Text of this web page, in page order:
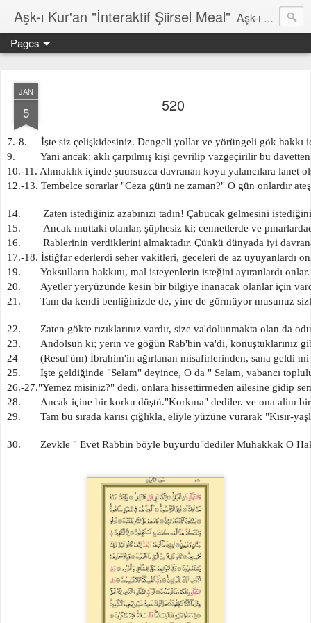
Aşk-ı Kur'an "İnteraktif Şiirsel Meal" Aşk-ı Kur'an; Orjinali, devrin tüm şiirlerini ortadan kaldırıp, kendine özgün şiirsel ahengiyle, tahta oturan Kur'an'ı Kerim'dir. Bu çalışma ise şiir tadında, ama şiir olduğu iddaa edilmeyen özgün bir mealidir. Şiir, şairin kendine göre hissettiği, şiir okuyucunun da kendine göre haz aldığı özgün bir duygusal bütünlüktür. İnteraktif Kuran'ı Kerim Meali, işiten herkese kendine has ruhsal bir bütünlük verir.
Pages
JAN
5 520
7.-8.     İşte siz çelişkidesiniz. Dengeli yollar ve yörüngeli gök hakkı
9.         Yani ancak; aklı çarpılmış kişi çevrilip vazgeçirilir bu davetten
10.-11. Ahmaklık içinde şuursuzca davranan koyu yalancılara lanet
12.-13. Tembelce sorarlar "Ceza günü ne zaman?" O gün onlardır
14.        Zaten istediğiniz azabınızı tadın! Çabucak gelmesini
15.        Ancak muttaki olanlar, şüphesiz ki; cennetlerde ve
16.        Rablerinin verdiklerini almaktadır. Çünkü dünyada iyi
17.-18. İstiğfar ederlerdi seher vakitleri, geceleri de az uyuyanlardı
19.       Yoksulların hakkını, mal isteyenlerin isteğini ayıranlardı onlar.
20.       Ayetler yeryüzünde kesin bir bilgiye inanacak olanlar için
21.       Tam da kendi benliğinizde de, yine de görmüyor musunuz
22.       Zaten gökte rızıklarınız vardır, size va'dolunmakta olan da
23.       Andolsun ki; yerin ve göğün Rab'bin va'di, konuştuklarınız
24        (Resul'üm) İbrahim'in ağırlanan misafirlerinden, sana geldi
25.       İşte geldiğinde "Selam" deyince, O da " Selam, yabancı
26.-27."Yemez misiniz?" dedi, onlara hissettirmeden ailesine gidip
28.       Ancak içine bir korku düştü."Korkma" dediler. ve ona alim
29.       Tam bu sırada karısı çığlıkla, eliyle yüzüne vurarak "Kısır-
30.       Zevkle " Evet Rabbin böyle buyurdu"dediler Muhakkak O